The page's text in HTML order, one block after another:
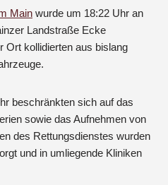
Main wurde um 18:22 Uhr an
Landstraße Ecke
Ort kollidierten aus bislang
beschränkten sich auf das
sowie das Aufnehmen von
des Rettungsdienstes wurden
und in umliegende Kliniken